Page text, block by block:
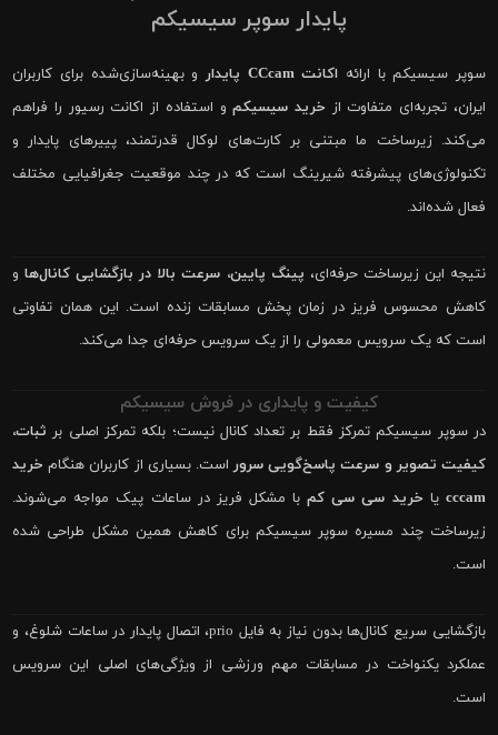
پایدار سوپر سیسیکم
سوپر سیسیکم با ارائه اکانت CCcam پایدار
و بهینه‌سازی‌شده برای کاربران
ایران، تجربه‌ای متفاوت از خرید سیسیکمو استفاده از اکانت رسیور را فراهم
می‌کند. زیرساخت ما مبتنی بر کارت‌های لوکال قدرتمند، پییرهای پایدار و
تکنولوژی‌های پیشرفته شیرینگ است که در چند موقعیت جغرافیایی مختلف
فعال شده‌اند.
نتیجه این زیرساخت حرفه‌ای، پینگ پایین، سرعت بالا در بازگشایی کانال‌هاو
کاهش محسوس فریز در زمان پخش مسابقات زنده است. این همان تفاوتی
است که یک سرویس معمولی را از یک سرویس حرفه‌ای جدا می‌کند.
کیفیت و پایداری در فروش سیسیکم
در سوپر سیسیکم تمرکز فقط بر تعداد کانال نیست؛ بلکه تمرکز اصلی بر ثبات،
کیفیت تصویر و سرعت پاسخ‌گویی سروراست. بسیاری از کاربران هنگام خرید
cccam یا خرید سی سی کمبا مشکل فریز در ساعات پیک مواجه می‌شوند.
زیرساخت چند مسیره سوپر سیسیکم برای کاهش همین مشکل طراحی شده
است.
بازگشایی سریع کانال‌ها بدون نیاز به فایل prio، اتصال پایدار در ساعات شلوغ، و
عملکرد یکنواخت در مسابقات مهم ورزشی از ویژگی‌های اصلی این سرویس
است.